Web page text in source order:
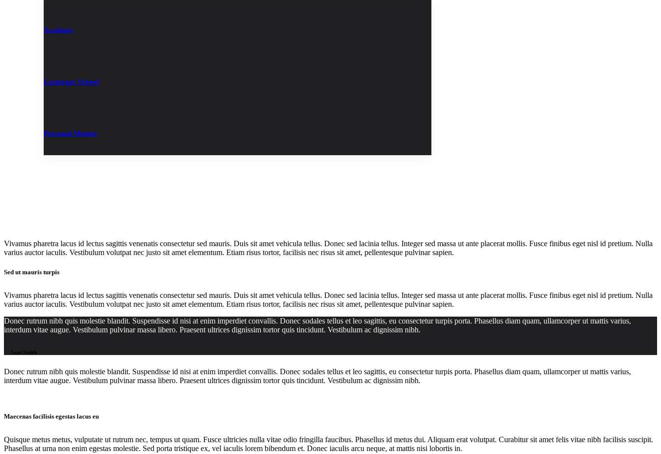
Academy
Language School
Personal Mentor
Vivamus pharetra lacus id lectus sagittis venenatis consectetur sed mauris. Duis sit amet vehicula tellus. Donec sed lacinia tellus. Integer sed massa ut ante placerat mollis. Fusce finibus eget nisl id pretium. Nulla
varius auctor iaculis. Vestibulum volutpat nec justo sit amet elementum. Etiam risus tortor, facilisis nec risus sit amet, pellentesque pulvinar sapien.
Sed ut mauris turpis
Vivamus pharetra lacus id lectus sagittis venenatis consectetur sed mauris. Duis sit amet vehicula tellus. Donec sed lacinia tellus. Integer sed massa ut ante placerat mollis. Fusce finibus eget nisl id pretium. Nulla
varius auctor iaculis. Vestibulum volutpat nec justo sit amet elementum. Etiam risus tortor, facilisis nec risus sit amet, pellentesque pulvinar sapien.
Donec rutrum nibh quis molestie blandit. Suspendisse id nisi at enim imperdiet convallis. Donec sodales tellus et leo sagittis, eu consectetur turpis porta. Phasellus diam quam, ullamcorper ut mattis varius,
interdum vitae augue. Vestibulum pulvinar massa libero. Praesent ultrices dignissim tortor quis tincidunt. Vestibulum ac dignissim nibh.
Jane Smith
Donec rutrum nibh quis molestie blandit. Suspendisse id nisi at enim imperdiet convallis. Donec sodales tellus et leo sagittis, eu consectetur turpis porta. Phasellus diam quam, ullamcorper ut mattis varius,
interdum vitae augue. Vestibulum pulvinar massa libero. Praesent ultrices dignissim tortor quis tincidunt. Vestibulum ac dignissim nibh.
Maecenas facilisis egestas lacus eu
Quisque metus metus, vulputate ut rutrum nec, tempus ut quam. Fusce ultricies nulla vitae odio fringilla faucibus. Phasellus id metus dui. Aliquam erat volutpat. Curabitur sit amet felis vitae nibh facilisis suscipit.
Phasellus at urna non enim egestas molestie. Sed porta tristique ex, vel iaculis lorem bibendum et. Donec iaculis arcu neque, at mattis nisi lobortis in.